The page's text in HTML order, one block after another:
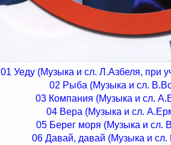
01 Уеду (Музыка и сл. Л.Азбеля, при
02 Рыба (Музыка и сл.
03 Компания (Музыка и сл.
04 Вера (Музыка и сл.
05 Берег моря (Музыка и сл.
06 Давай, давай (Музыка и сл.